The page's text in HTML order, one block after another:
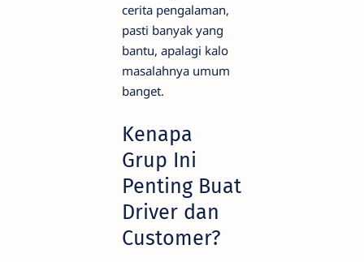
cerita pengalaman,
pasti banyak yang
bantu, apalagi kalo
masalahnya umum
banget.
Kenapa
Grup Ini
Penting Buat
Driver dan
Customer?